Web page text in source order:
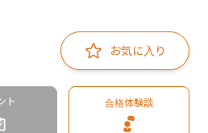
お気に入り
ト 合格体験談